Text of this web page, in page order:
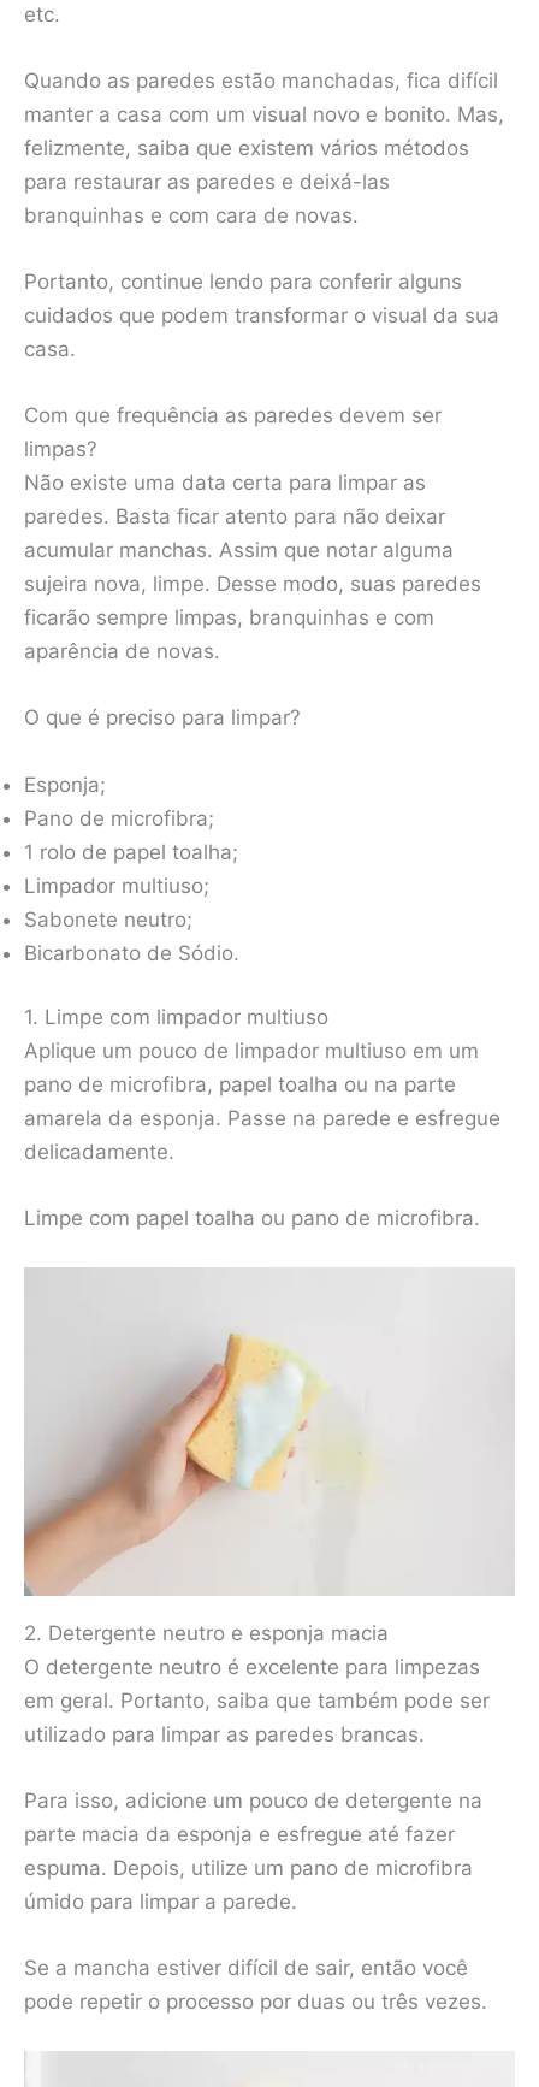
etc.
Quando as paredes estão manchadas, fica difícil
manter a casa com um visual novo e bonito. Mas,
felizmente, saiba que existem vários métodos
para restaurar as paredes e deixá-las
branquinhas e com cara de novas.
Portanto, continue lendo para conferir alguns
cuidados que podem transformar o visual da sua
casa.
Com que frequência as paredes devem ser
limpas?
Não existe uma data certa para limpar as
paredes. Basta ficar atento para não deixar
acumular manchas. Assim que notar alguma
sujeira nova, limpe. Desse modo, suas paredes
ficarão sempre limpas, branquinhas e com
aparência de novas.
O que é preciso para limpar?
Esponja;
Pano de microfibra;
1 rolo de papel toalha;
Limpador multiuso;
Sabonete neutro;
Bicarbonato de Sódio.
1. Limpe com limpador multiuso
Aplique um pouco de limpador multiuso em um
pano de microfibra, papel toalha ou na parte
amarela da esponja. Passe na parede e esfregue
delicadamente.
Limpe com papel toalha ou pano de microfibra.
2. Detergente neutro e esponja macia
O detergente neutro é excelente para limpezas
em geral. Portanto, saiba que também pode ser
utilizado para limpar as paredes brancas.
Para isso, adicione um pouco de detergente na
parte macia da esponja e esfregue até fazer
espuma. Depois, utilize um pano de microfibra
úmido para limpar a parede.
Se a mancha estiver difícil de sair, então você
pode repetir o processo por duas ou três vezes.